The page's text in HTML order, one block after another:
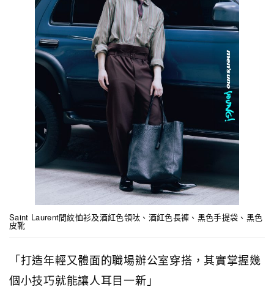
Saint Laurent間紋恤衫及酒紅色領呔、酒紅色長褲、黑色手提袋、黑色
皮靴
「打造年輕又體面的職場辦公室穿搭，其實掌握幾
個小技巧就能讓人耳目一新」